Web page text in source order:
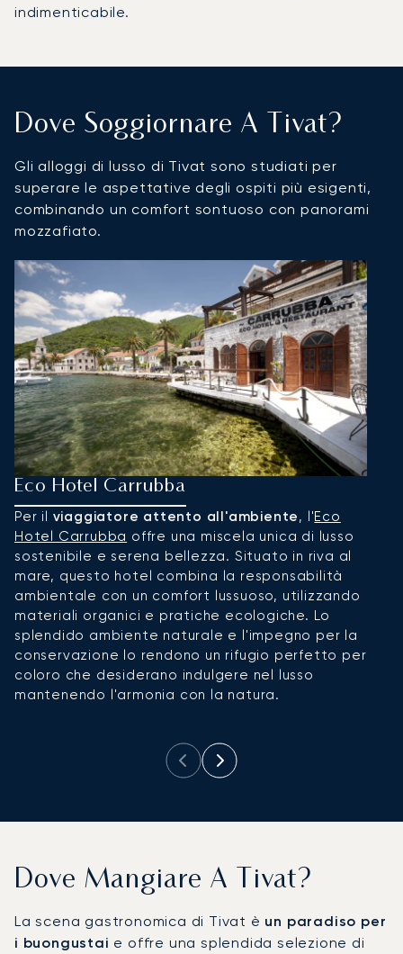
indimenticabile.
Dove Soggiornare A Tivat?
Gli alloggi di lusso di Tivat sono studiati per
superare le aspettative degli ospiti più esigenti,
combinando un comfort sontuoso con panorami
mozzafiato.
Eco Hotel Carrubba
Per il viaggiatore attento all'ambiente, l'Eco
Hotel Carrubba offre una miscela unica di lusso
sostenibile e serena bellezza. Situato in riva al
mare, questo hotel combina la responsabilità
ambientale con un comfort lussuoso, utilizzando
materiali organici e pratiche ecologiche. Lo
splendido ambiente naturale e l'impegno per la
conservazione lo rendono un rifugio perfetto per
coloro che desiderano indulgere nel lusso
mantenendo l'armonia con la natura.
Dove Mangiare A Tivat?
La scena gastronomica di Tivat è un paradiso per
i buongustai e offre una splendida selezione di